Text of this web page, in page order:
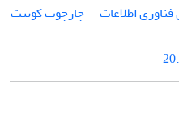
اطلاعات
چارچوب کوبیت